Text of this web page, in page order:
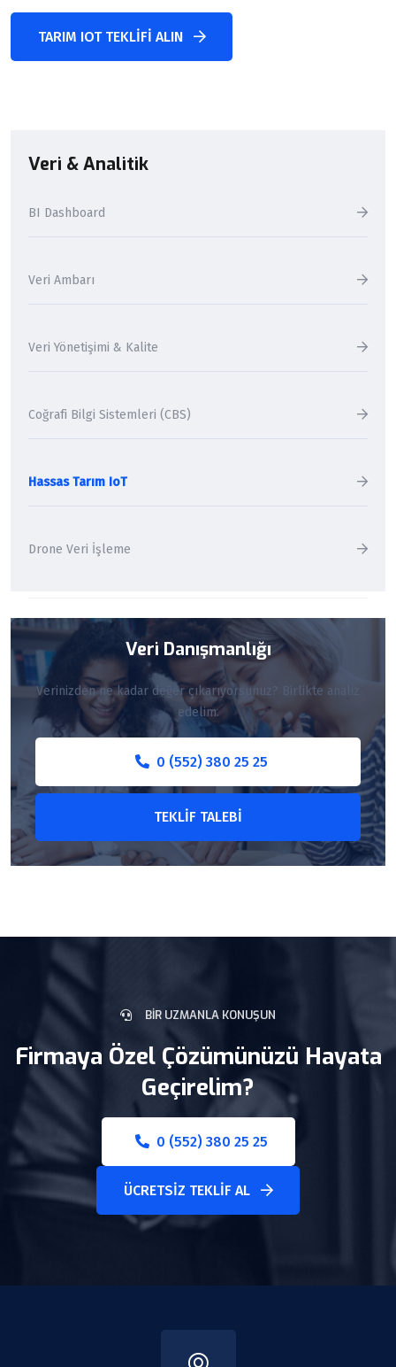
TARIM IOT TEKLIFI ALIN
Veri & Analitik
BI Dashboard
Veri Ambarı
Veri Yönetişimi & Kalite
Coğrafi Bilgi Sistemleri (CBS)
Hassas Tarım IoT
Drone Veri İşleme
Veri Danışmanlığı
Verinizden ne kadar değer çıkarıyorsunuz? Birlikte analiz
edelim.
0 (552) 380 25 25
TEKLIF TALEBI
BIR UZMANLA KONUŞUN
Firmaya Özel Çözümünüzü Hayata
Geçirelim?
0 (552) 380 25 25
ÜCRETSIZ TEKLIF AL